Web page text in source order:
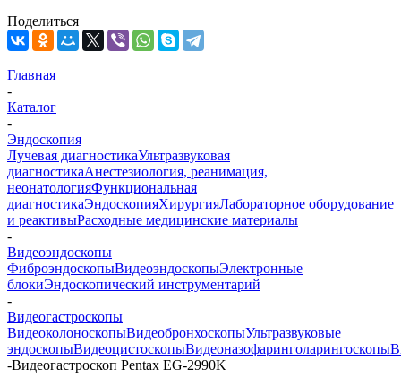
Поделиться
Главная
-
Каталог
-
Эндоскопия
Лучевая диагностикаУльтразвуковая
диагностикаАнестезиология, реанимация,
неонатологияФункциональная
диагностикаЭндоскопияХирургияЛабораторное оборудование
и реактивыРасходные медицинские материалы
-
Видеоэндоскопы
ФиброэндоскопыВидеоэндоскопыЭлектронные
блокиЭндоскопический инструментарий
-
Видеогастроскопы
ВидеоколоноскопыВидеобронхоскопыУльтразвуковые
эндоскопыВидеоцистоскопыВидеоназофаринголарингоскопы
-Видеогастроскоп Pentax EG-2990K